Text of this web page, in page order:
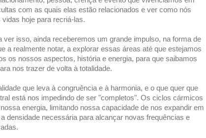
com as quais elas estão relacionados e ver como nós
hoje para recriá-las.
ver isso, ainda receberemos um grande impulso, na forma de
a realmente notar, a explorar essas áreas até que estejamos
os nossos aspectos, história e energia, para que saibamos
nos trazer de volta à totalidade.
que leva à congruência e à harmonia, e o que quer que
está nos impedindo de ser "completos". Os ciclos cármicos
energia, limitando nossa capacidade de nos expandir em
densidade necessária para alcançar novas frequências e